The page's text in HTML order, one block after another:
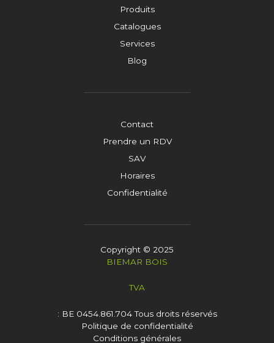
Produits
Catalogues
Services
Blog
Contact
Prendre un RDV
SAV
Horaires
Confidentialité
Copyright © 2025
BIEMAR BOIS
TVA
: BE 0454.861.704Tous droits réservés
Politique de confidentialité
Conditions générales